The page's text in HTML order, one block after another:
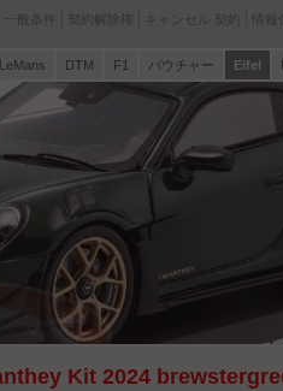
一般条件 契約解除権 キャンセル 契約 情報
DTM F1 バウチャー Eifel
Kit 2024